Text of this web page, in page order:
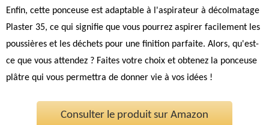
Enfin, cette ponceuse est adaptable à l'aspirateur à décolmatage
Plaster 35, ce qui signifie que vous pourrez aspirer facilement les
poussières et les déchets pour une finition parfaite. Alors, qu'est-
ce que vous attendez ? Faites votre choix et obtenez la ponceuse
plâtre qui vous permettra de donner vie à vos idées !
Consulter le produit sur Amazon